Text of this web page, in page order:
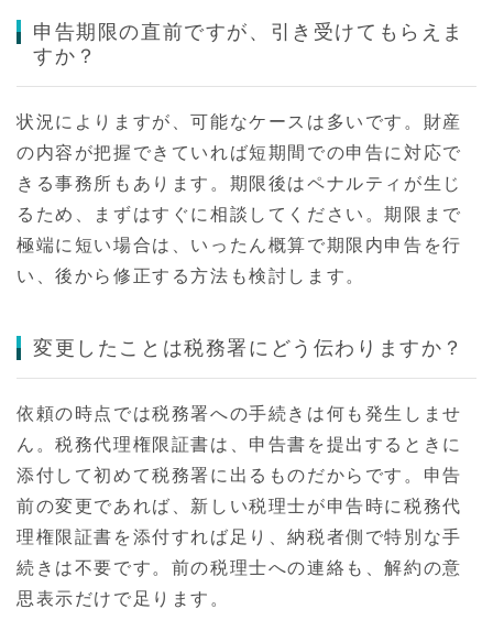
申告期限の直前ですが、引き受けてもらえま
すか？
状況によりますが、可能なケースは多いです。財産
の内容が把握できていれば短期間での申告に対応で
きる事務所もあります。期限後はペナルティが生じ
るため、まずはすぐに相談してください。期限まで
極端に短い場合は、いったん概算で期限内申告を行
い、後から修正する方法も検討します。
変更したことは税務署にどう伝わりますか？
依頼の時点では税務署への手続きは何も発生しませ
ん。税務代理権限証書は、申告書を提出するときに
添付して初めて税務署に出るものだからです。申告
前の変更であれば、新しい税理士が申告時に税務代
理権限証書を添付すれば足り、納税者側で特別な手
続きは不要です。前の税理士への連絡も、解約の意
思表示だけで足ります。